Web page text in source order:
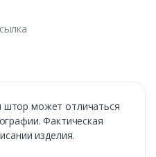
может отличаться
Фактическая
изделия.